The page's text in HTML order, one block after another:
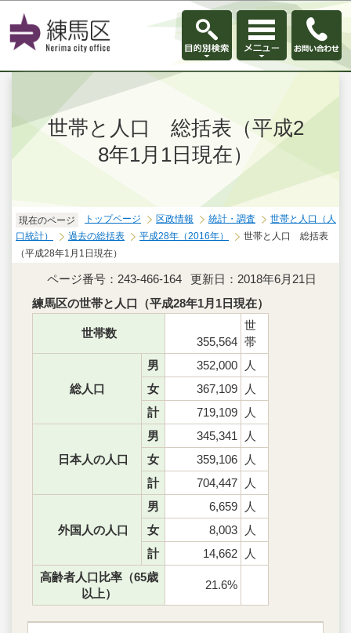
このページの本文へ移動
世帯と人口 総括表（平成2
8年1月1日現在）
現在のページ トップページ 区政情報 統計・調査
世帯と人口（人
口統計）
過去の総括表 平成28年（2016年）
世帯と人口 総括表
（平成28年1月1日現在）
ページ番号：243-466-164
更新日：2018年6月21日
練馬区の世帯と人口（平成28年1月1日現在）
世帯数
355,564
世
帯
総人口
男 352,000
人
女
367,109
人
計
719,109 人
日本人の人口
男 345,341
人
女
359,106
人
計
704,447 人
外国人の人口
男 6,659
人
女
8,003
人
計
14,662
人
高齢者人口比率（65歳
以上）
21.6%